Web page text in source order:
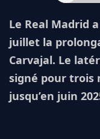
Le Real Madrid
juillet la
Carvajal. Le
signé pour trois
jusqu’en juin